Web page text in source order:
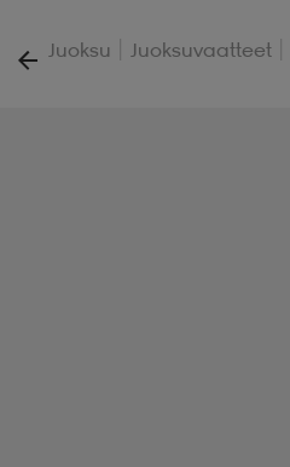
Juoksu | Juoksuvaatteet |